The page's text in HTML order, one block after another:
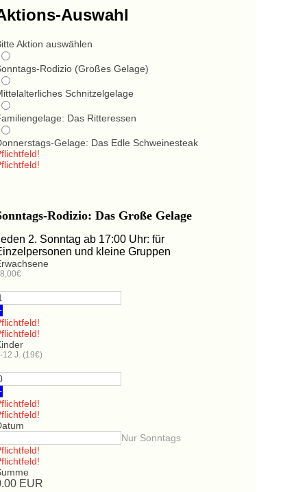
Auswahl
Aktion auswählen
Rodizio (Großes Gelage)
Schnitzelgelage
Das Ritteressen
Gelage: Das Edle Schweinesteak
Rodizio: Das Große Gelage
2. Sonntag ab 17:00 Uhr: für
und kleine Gruppen
12 J. (19€)
Nur Sonntags
EUR